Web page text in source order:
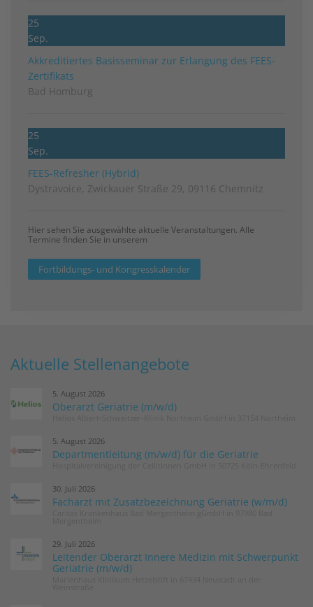
25
Sep.
Akkreditiertes Basisseminar zur Erlangung des FEES-
Zertifikats
Bad Homburg
25
Sep.
FEES-Refresher (Hybrid)
Dystravoice, Zwickauer Straße 29, 09116 Chemnitz
Hier sehen Sie ausgewählte aktuelle Veranstaltungen. Alle
Termine finden Sie in unserem
Fortbildungs- und Kongresskalender
Aktuelle Stellenangebote
5. August 2026
Oberarzt Geriatrie (m/w/d)
5. August 2026
Departmentleitung (m/w/d) für die Geriatrie
30. Juli 2026
Facharzt mit Zusatzbezeichnung Geriatrie (w/m/d)
29. Juli 2026
Leitender Oberarzt Innere Medizin mit Schwerpunkt
Geriatrie (m/w/d)